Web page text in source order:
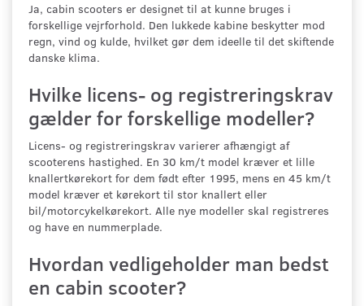
Ja, cabin scooters er designet til at kunne bruges i
forskellige vejrforhold. Den lukkede kabine beskytter mod
regn, vind og kulde, hvilket gør dem ideelle til det skiftende
danske klima.
Hvilke licens- og registreringskrav
gælder for forskellige modeller?
Licens- og registreringskrav varierer afhængigt af
scooterens hastighed. En 30 km/t model kræver et lille
knallertkørekort for dem født efter 1995, mens en 45 km/t
model kræver et kørekort til stor knallert eller
bil/motorcykelkørekort. Alle nye modeller skal registreres
og have en nummerplade.
Hvordan vedligeholder man bedst
en cabin scooter?